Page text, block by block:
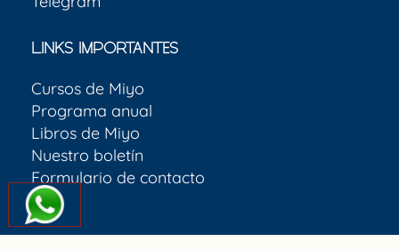
LINKS IMPORTANTES
Cursos de Miyo
Programa anual
Libros de Miyo
Nuestro boletín
Formulario de contacto